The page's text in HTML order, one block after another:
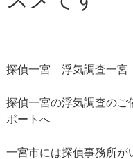
探偵一宮 浮気調査一宮
探偵一宮の浮気調査のご
ポートへ
一宮市には探偵事務所が